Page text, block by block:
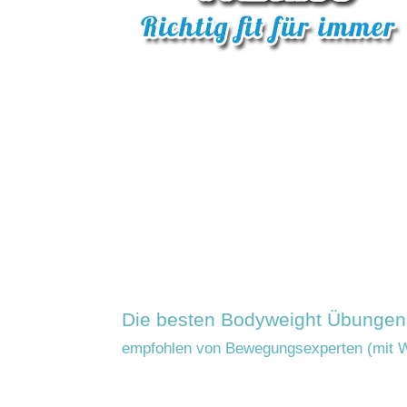
Die besten Bodyweight
empfohlen von Bewegungsexperten (mit